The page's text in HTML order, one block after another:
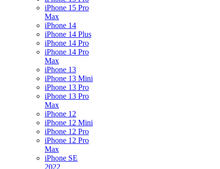
iPhone 15 Pro
Max
iPhone 14
iPhone 14 Plus
iPhone 14 Pro
iPhone 14 Pro
Max
iPhone 13
iPhone 13 Mini
iPhone 13 Pro
iPhone 13 Pro
Max
iPhone 12
iPhone 12 Mini
iPhone 12 Pro
iPhone 12 Pro
Max
iPhone SE
2022